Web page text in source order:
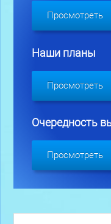
Просмотреть
Наши планы
Просмотреть
Очередность
Просмотреть